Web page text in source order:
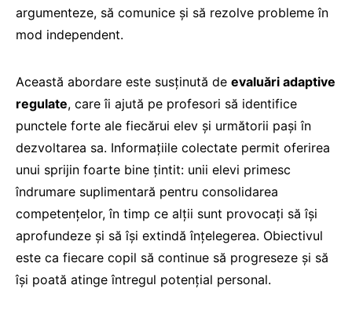
argumenteze, să comunice și să rezolve probleme în
mod independent.
Această abordare este susținută de evaluări adaptive
regulate, care îi ajută pe profesori să identifice
punctele forte ale fiecărui elev și următorii pași în
dezvoltarea sa. Informațiile colectate permit oferirea
unui sprijin foarte bine țintit: unii elevi primesc
îndrumare suplimentară pentru consolidarea
competențelor, în timp ce alții sunt provocați să își
aprofundeze și să își extindă înțelegerea. Obiectivul
este ca fiecare copil să continue să progreseze și să
își poată atinge întregul potențial personal.